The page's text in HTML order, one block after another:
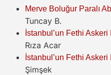
Merve Boluğur Paralı
Tuncay B.
İstanbul’un Fethi Askeri
Rıza Acar
İstanbul’un Fethi Askeri
Şimşek